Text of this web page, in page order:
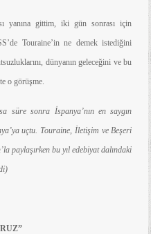
yanına gittim, iki gün sonrası için
Touraine’in ne demek istediğini
dünyanın geleceğini ve bu
o görüşme.
süre sonra İspanya’nın en saygın
uçtu. Touraine, İletişim ve Beşeri
paylaşırken bu yıl edebiyat dalındaki